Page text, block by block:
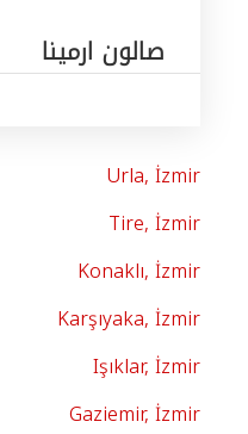
صالون ارمينا
Urla, İzmir
Tire, İzmir
Konaklı, İzmir
Karşıyaka, İzmir
Işıklar, İzmir
Gaziemir, İzmir